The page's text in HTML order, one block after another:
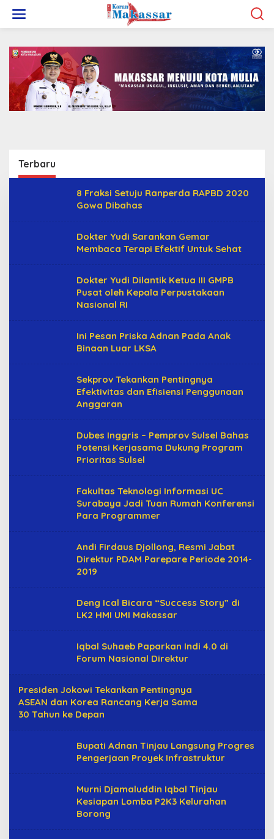
w
Terbaru
a
8 Fraksi Setuju Ranperda RAPBD 2020
Gowa Dibahas
Dokter Yudi Sarankan Gemar
Membaca Terapi Efektif Untuk Sehat
Dokter Yudi Dilantik Ketua III GMPB
Pusat oleh Kepala Perpustakaan
Nasional RI
Ini Pesan Priska Adnan Pada Anak
Binaan Luar LKSA
Sekprov Tekankan Pentingnya
Efektivitas dan Efisiensi Penggunaan
Anggaran
Dubes Inggris – Pemprov Sulsel Bahas
Potensi Kerjasama Dukung Program
Prioritas Sulsel
Fakultas Teknologi Informasi UC
Surabaya Jadi Tuan Rumah Konferensi
Para Programmer
Andi Firdaus Djollong, Resmi Jabat
Direktur PDAM Parepare Periode 2014-
2019
Deng Ical Bicara “Success Story” di
LK2 HMI UMI Makassar
Iqbal Suhaeb Paparkan Indi 4.0 di
Forum Nasional Direktur
Presiden Jokowi Tekankan Pentingnya
ASEAN dan Korea Rancang Kerja Sama
30 Tahun ke Depan
Bupati Adnan Tinjau Langsung Progres
Pengerjaan Proyek Infrastruktur
Murni Djamaluddin Iqbal Tinjau
Kesiapan Lomba P2K3 Kelurahan
Borong